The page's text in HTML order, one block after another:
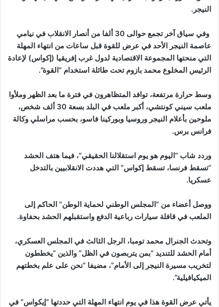
النيجر.
وفي سياق آخر
تجمع حوالى 30 ألفا من أنصار الانقلاب في نيامي
عاصمة النيجر الأحد في عرض للقوة قبل ساعات من انتهاء المهلة
التي منحتها المجموعة الاقتصادية لدول غرب إفريقيا (إكواس) لإعادة
الرئيس المخلوع محمد بازوم تحت طائلة استخدام “القوة”.
وسط حرارة مرتفعة، توافد المتظاهرون في فترة ما بعد الظهر وملأوا
ملعب سيني كونتشي، أكبر ملعب في البلد بسعة 30 ألف شخص،
ملوحين بأعلام النيجر وروسيا وبوركينا فاسو، بحسب مراسلي وكالة
فرانس برس.
وردد شاب “اليوم هو يوم استقلالنا الحقيقي”، فيما هتف الحشد
“تسقط فرنسا، تسقط إكواس” التي هددت الانقلابيين بالتدخل
عسكريا.
ووصل أعضاء من “المجلس الوطني لحماية الوطن” الحاكم إلى
الملعب في قافلة سيارات رباعية الدفع واستقبلهم الحشد بحفاوة.
وتحدث الجنرال محمد تومبا، الرجل الثالث في المجلس العسكري،
أمام الحشد للتنديد “بمن يتربصون في الظل” والذين “يخططون
لتخريب مسيرة النيجر إلى الأمام”، مضيفا “نحن على علم بخطتهم
الميكيافيلية”.
يأتي عرض القوة هذا في يوم انتهاء المهلة التي حددتها “إيكواس” في